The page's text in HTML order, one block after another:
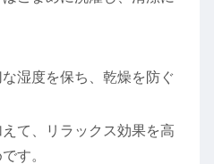
湿度を保ち、乾燥を防ぐ
て、リラックス効果を高
す。